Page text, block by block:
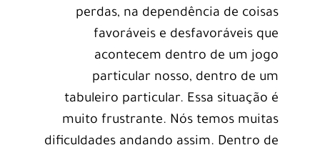
perdas, na dependência de coisas
favoráveis e desfavoráveis que
acontecem dentro de um jogo
particular nosso, dentro de um
tabuleiro particular. Essa situação é
muito frustrante. Nós temos muitas
dificuldades andando assim. Dentro de